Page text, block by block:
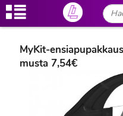
MyKit-
musta 7,54€